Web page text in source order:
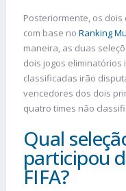
Posteriormente, os
com base no Ranking
maneira, as duas
dois jogos eliminatórios
classificadas irão
vencedores dos dois
quatro times não
Qual
participou
FIFA?